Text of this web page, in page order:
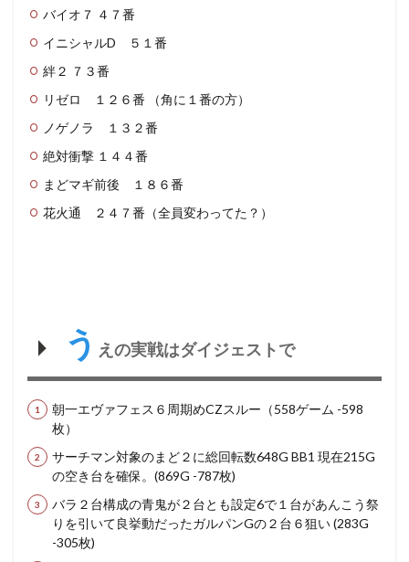
バイオ７ ４７番
イニシャルD ５１番
絆２ ７３番
リゼロ １２６番 （角に１番の方）
ノゲノラ １３２番
絶対衝撃 １４４番
まどマギ前後 １８６番
花火通 ２４７番（全員変わってた？）
う えの実戦はダイジェストで
朝一エヴァフェス６周期めCZスルー（558ゲーム -598
枚）
サーチマン対象のまど２に総回転数648G BB1 現在215G
の空き台を確保。(869G -787枚)
バラ２台構成の青鬼が２台とも設定6で１台があんこう祭
りを引いて良挙動だったガルパンGの２台６狙い (283G
-305枚)